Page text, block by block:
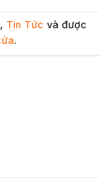
, Tin Tức và được
.